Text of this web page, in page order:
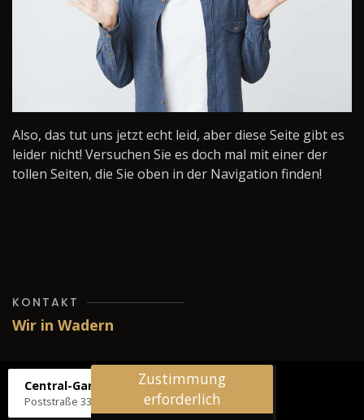
Also, das tut uns jetzt echt leid, aber diese Seite gibt es
leider nicht! Versuchen Sie es doch mal mit einer der
tollen Seiten, die Sie oben in der Navigation finden!
KONTAKT
Wir in Wadern
Central-Garage H. Wilhelm
Poststraße 33, 66687 Wadern
Zustimmung
erforderlich